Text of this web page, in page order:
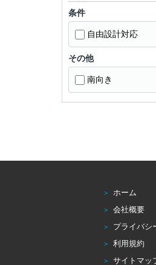
条件
自由設計対応
その他
南向き
ホーム
会社概要
プライバシ
利用規約
サイトマッ